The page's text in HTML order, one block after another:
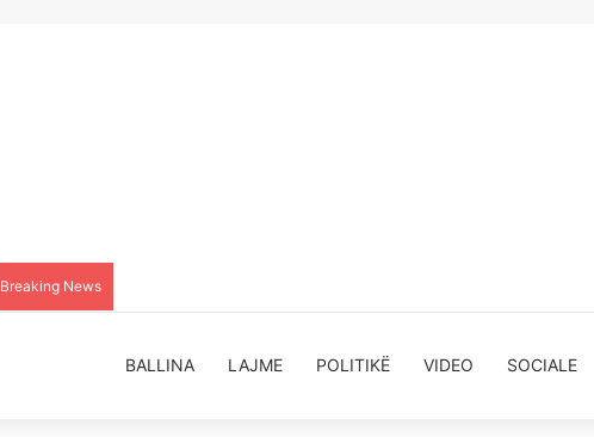
Breaking News
BALLINA LAJME POLITIKË VIDEO SOCIALE